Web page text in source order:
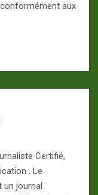
aux
Certifié,
. Le
un journal